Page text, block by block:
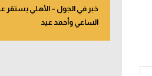
خبر في الجول – الأهلي يستقر
الساعي وأحمد عيد